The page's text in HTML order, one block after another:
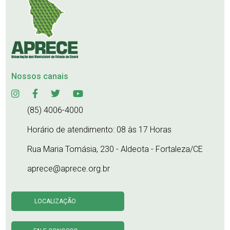
Nossos canais
(85) 4006-4000
Horário de atendimento: 08 às 17 Horas
Rua Maria Tomásia, 230 - Aldeota - Fortaleza/CE
aprece@aprece.org.br
LOCALIZAÇÃO